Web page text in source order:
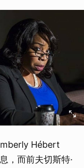
Hébert
，而前夫切斯特·